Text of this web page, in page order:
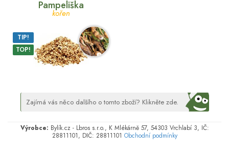
Pampeliška
kořen
TIP!
TOP!
Zajímá vás něco dalšího o tomto zboží? Klikněte zde.
Výrobce: Bylík.cz - Lbros s.r.o., K Mlékárně 57, 54303 Vrchlabí 3, IČ:
28811101, DIČ: 28811101 Obchodní podmínky